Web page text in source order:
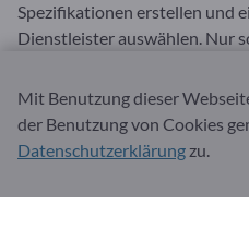
Spezifikationen erstellen und
Dienstleister auswählen. Nur
dauerhaft und zuverlässig
Oberflächenbehandlung
Umfassende Informationen
Mit Benutzung dieser
der Benutzung von Cookies
Datenschutzerklärung zu.